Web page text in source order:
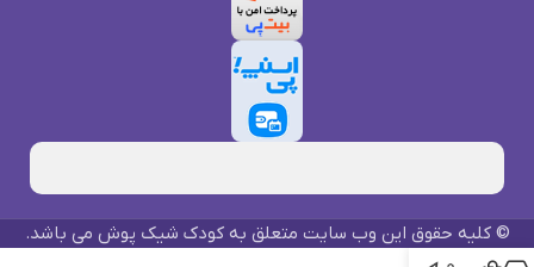
© کلیه حقوق این وب سایت متعلق به کودک شیک پوش می باشد.